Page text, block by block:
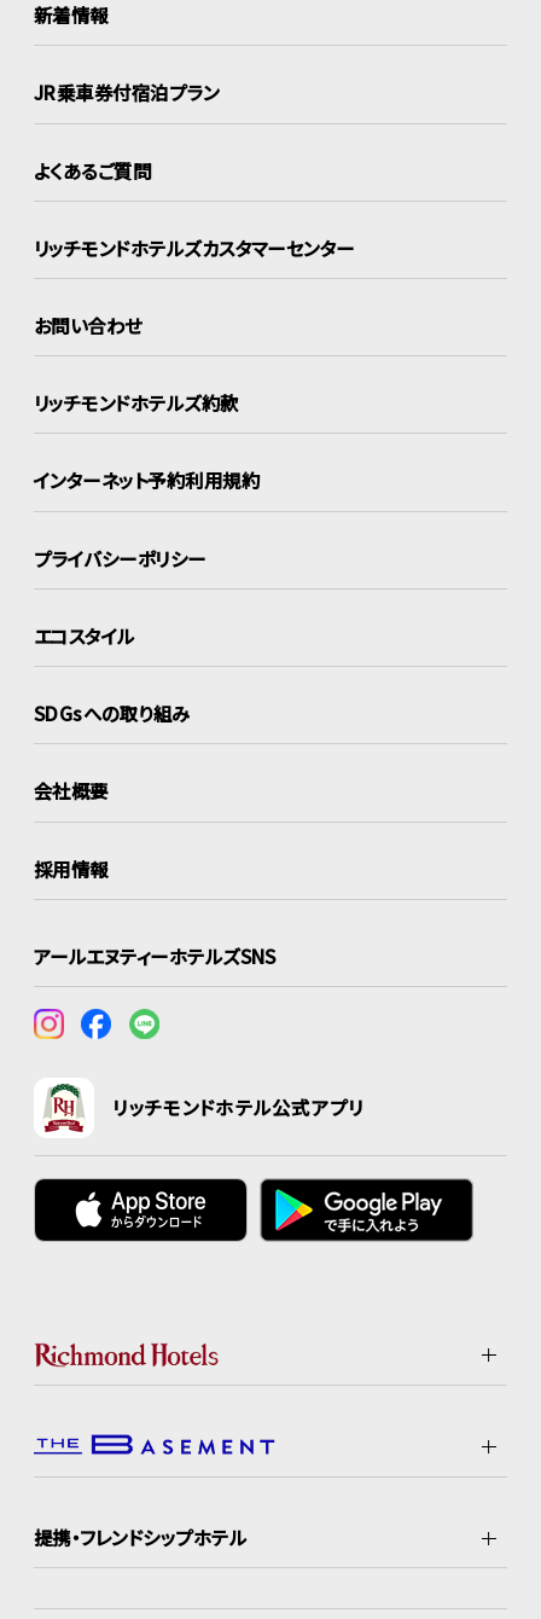
新着情報
JR乗車券付宿泊プラン
よくあるご質問
リッチモンドホテルズカスタマーセンター
お問い合わせ
リッチモンドホテルズ約款
インターネット予約利用規約
プライバシーポリシー
エコスタイル
SDGsへの取り組み
会社概要
採用情報
アールエヌティーホテルズSNS
リッチモンドホテル公式アプリ
提携・フレンドシップホテル